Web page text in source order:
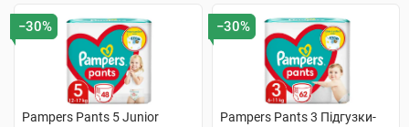
−30%
Pampers Pants 5 Junior
−30%
Pampers Pants 3 Підгузки-